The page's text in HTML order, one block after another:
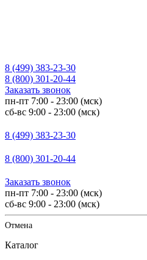
8 (499) 383-23-30
8 (800) 301-20-44
Заказать звонок
пн-пт 7:00 - 23:00 (мск)
сб-вс 9:00 - 23:00 (мск)
8 (499) 383-23-30
8 (800) 301-20-44
Заказать звонок
пн-пт 7:00 - 23:00 (мск)
сб-вс 9:00 - 23:00 (мск)
Отмена
Каталог